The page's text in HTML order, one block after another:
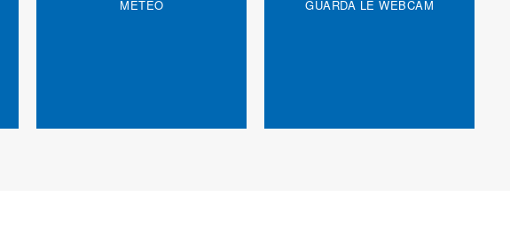
METEO GUARDA LE WEBCAM